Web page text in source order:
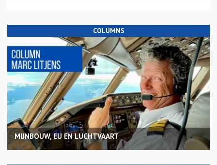
COLUMNS
MIJNBOUW, EU EN LUCHTVAART